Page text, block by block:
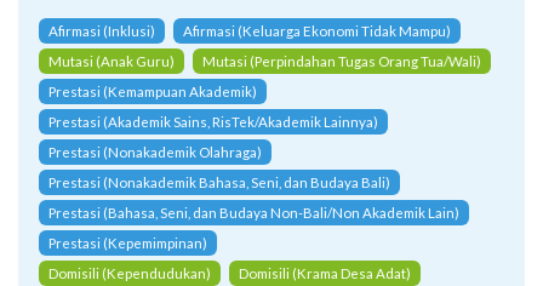
Afirmasi (Inklusi)
Afirmasi (Keluarga Ekonomi Tidak Mampu)
Mutasi (Anak Guru)
Mutasi (Perpindahan Tugas Orang Tua/Wali)
Prestasi (Kemampuan Akademik)
Prestasi (Akademik Sains, RisTek/Akademik Lainnya)
Prestasi (Nonakademik Olahraga)
Prestasi (Nonakademik Bahasa, Seni, dan Budaya Bali)
Prestasi (Bahasa, Seni, dan Budaya Non-Bali/Non Akademik Lain)
Prestasi (Kepemimpinan)
Domisili (Kependudukan)
Domisili (Krama Desa Adat)